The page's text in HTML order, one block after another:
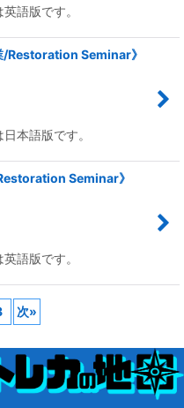
語版です。
Restoration Seminar》
本語版です。
Seminar》
語版です。
次»